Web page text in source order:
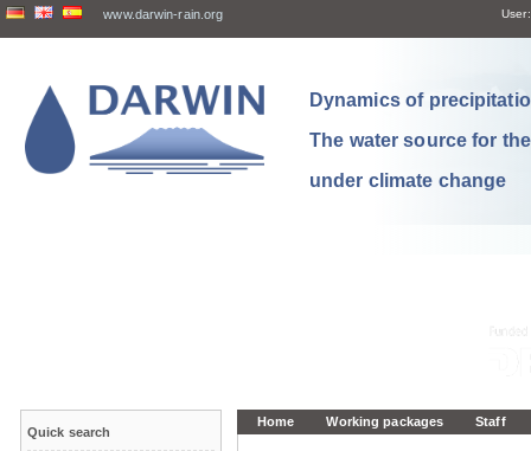
www.darwin-rain.org User:
Dynamics of
The water source for
under climate change
Home Working packages Staff
Quick search